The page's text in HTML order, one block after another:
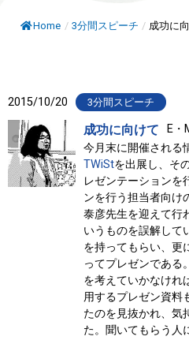
Home / 3分間スピーチ / 成功に
2015/10/20 3分間スピーチ
成功に向けて
E
今月末に開催される
TWiStを出展し、そ
レゼンテーションを
ンを行う担当者向け
泰彦先生を迎えて行
いうものを誤解して
を持ってもらい、更
ってプレゼンである
を考えていかなけれ
用するプレゼン資料
たのを見抜かれ、気
た。聞いてもらう人